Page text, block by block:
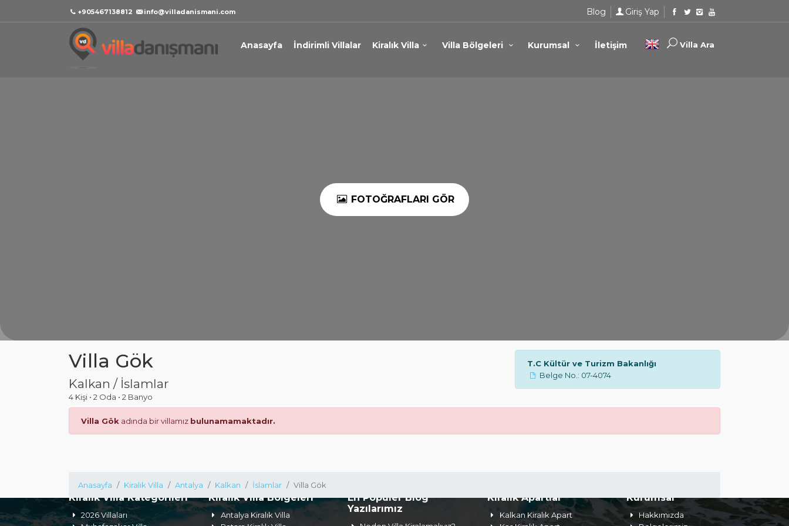
+905467138812 info@villadanismani.com Blog Giriş Yap
Anasayfa İndirimli Villalar Kiralık Villa Villa Bölgeleri Kurumsal İletişim Villa Ara
FOTOĞRAFLARI GÖR
Villa Gök
Kalkan / İslamlar
4 Kişi • 2 Oda • 2 Banyo
T.C Kültür ve Turizm Bakanlığı
Belge No.: 07-4074
Villa Gök adında bir villamız bulunamamaktadır.
Anasayfa Kiralık Villa Antalya Kalkan İslamlar Villa Gök
Kiralık Villa Kategorileri
2026 Villaları
Kiralık Villa Bölgeleri
Antalya Kiralık Villa
En Popüler Blog
Yazılarımız
Kiralık Apartlar
Kalkan Kiralık Apart
Kurumsal
Hakkımızda